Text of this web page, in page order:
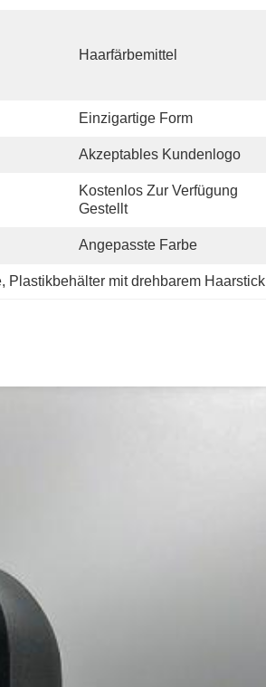
Haarfärbemittel
Einzigartige Form
Akzeptables Kundenlogo
Kostenlos Zur Verfügung
Gestellt
Angepasste Farbe
, Plastikbehälter mit drehbarem Haarstick